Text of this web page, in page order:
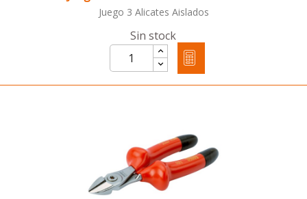
Juego 3 Alicates Aislados
Sin stock